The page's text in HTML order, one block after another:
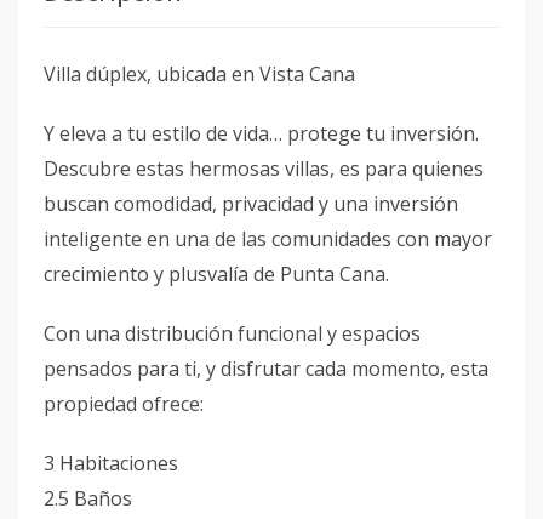
Villa dúplex, ubicada en Vista Cana
Y eleva a tu estilo de vida… protege tu inversión.
Descubre estas hermosas villas, es para quienes
buscan comodidad, privacidad y una inversión
inteligente en una de las comunidades con mayor
crecimiento y plusvalía de Punta Cana.
Con una distribución funcional y espacios
pensados para ti, y disfrutar cada momento, esta
propiedad ofrece:
3 Habitaciones
2.5 Baños